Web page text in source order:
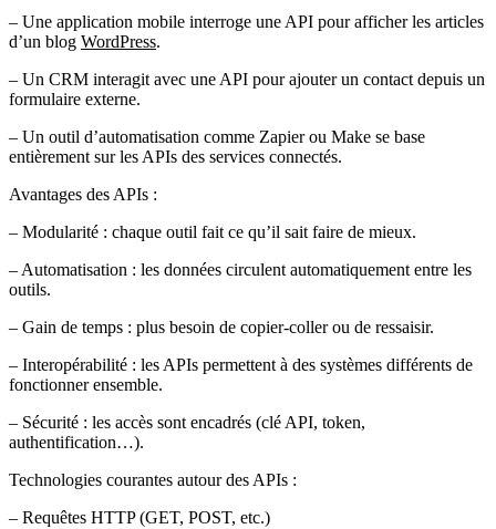
– Une application mobile interroge une API pour afficher les articles
d’un blog WordPress.
– Un CRM interagit avec une API pour ajouter un contact depuis un
formulaire externe.
– Un outil d’automatisation comme Zapier ou Make se base
entièrement sur les APIs des services connectés.
Avantages des APIs :
– Modularité : chaque outil fait ce qu’il sait faire de mieux.
– Automatisation : les données circulent automatiquement entre les
outils.
– Gain de temps : plus besoin de copier-coller ou de ressaisir.
– Interopérabilité : les APIs permettent à des systèmes différents de
fonctionner ensemble.
– Sécurité : les accès sont encadrés (clé API, token,
authentification…).
Technologies courantes autour des APIs :
– Requêtes HTTP (GET, POST, etc.)